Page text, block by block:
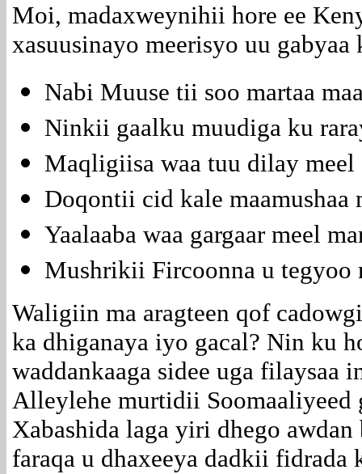
Moi, madaxweynihii hore ee
xasuusinayo meerisyo uu
Nabi Muuse tii soo martaa
Ninkii gaalku muudiga ku
Maqligiisa waa tuu dilay meel
Doqontii cid kale maamushaa
Yaalaaba waa gargaar meel
Mushrikii Fircoonna u tegyoo
Waligiin ma aragteen qof
ka dhiganaya iyo gacal? Nin ku
waddankaaga sidee uga filaysaa
Alleylehe murtidii Soomaaliyeed
Xabashida laga yiri dhego
faraqa u dhaxeeya dadkii fidrada